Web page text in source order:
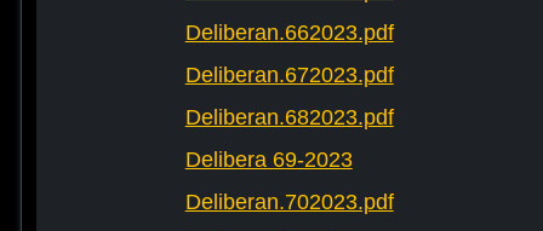
Deliberan.662023.pdf
Deliberan.672023.pdf
Deliberan.682023.pdf
Delibera 69-2023
Deliberan.702023.pdf